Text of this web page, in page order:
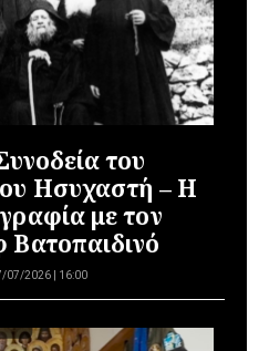
του
Ησυχαστή – Η
με τον
07/2026 | 16:00